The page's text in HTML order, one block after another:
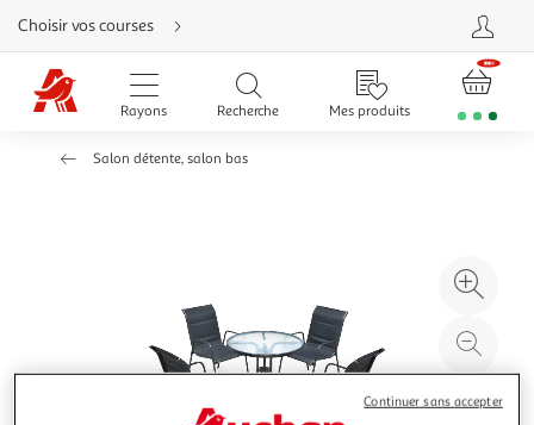
Aller
directement
au
contenu
Aller
directement
Aller
Choisir vos courses
Rayons Recherche Mes produits
Salon détente, salon bas
à
Continuer sans accepter